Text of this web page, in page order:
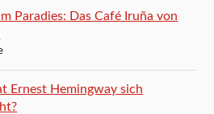
Paradies: Das Café Iruña von
Ernest Hemingway sich